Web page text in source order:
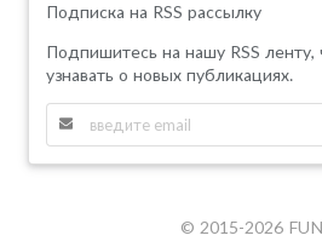
Подписка на RSS рассылку
Подпишитесь на нашу RSS
узнавать о новых публикациях.
© 2015-2026